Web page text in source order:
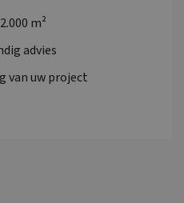
m²
advies
van uw project